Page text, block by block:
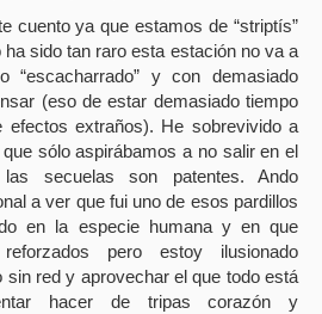
cuento ya que estamos de “striptís”
sido tan raro esta estación no va a
“escacharrado” y con demasiado
(eso de estar demasiado tiempo
efectos extraños). He sobrevivido a
sólo aspirábamos a no salir en el
secuelas son patentes. Ando
a ver que fui uno de esos pardillos
en la especie humana y en que
pero estoy ilusionado
sin red y aprovechar el que todo está
hacer de tripas corazón y